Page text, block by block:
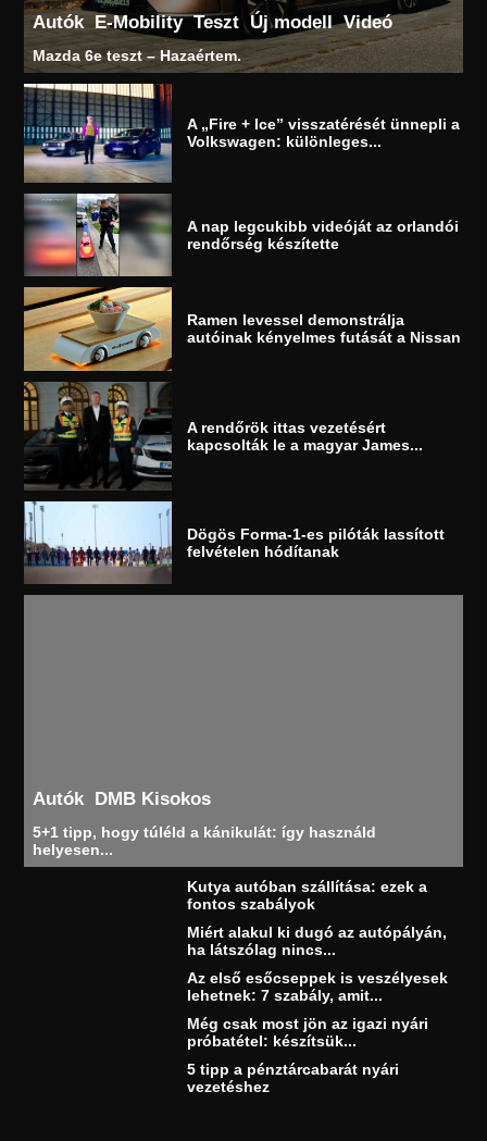
Autók E-Mobility Teszt Új modell Videó
Mazda 6e teszt – Hazaértem.
A „Fire + Ice” visszatérését ünnepli a
Volkswagen: különleges...
A nap legcukibb videóját az orlandói
rendőrség készítette
Ramen levessel demonstrálja
autóinak kényelmes futását a Nissan
A rendőrök ittas vezetésért
kapcsolták le a magyar James...
Dögös Forma-1-es pilóták lassított
felvételen hódítanak
Autók DMB Kisokos
5+1 tipp, hogy túléld a kánikulát: így használd
helyesen...
Kutya autóban szállítása: ezek a
fontos szabályok
Miért alakul ki dugó az autópályán,
ha látszólag nincs...
Az első esőcseppek is veszélyesek
lehetnek: 7 szabály, amit...
Még csak most jön az igazi nyári
próbatétel: készítsük...
5 tipp a pénztárcabarát nyári
vezetéshez